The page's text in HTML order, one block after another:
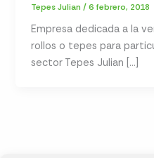
Tepes Julian/6 febrero, 2018
Empresa dedicada a la
rollos o tepes para
sector Tepes Julian […]